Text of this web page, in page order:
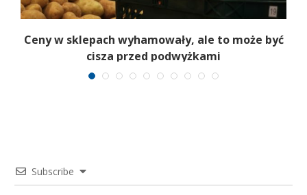
Ceny w sklepach wyhamowały, ale to może być
cisza przed podwyżkami
Subscribe